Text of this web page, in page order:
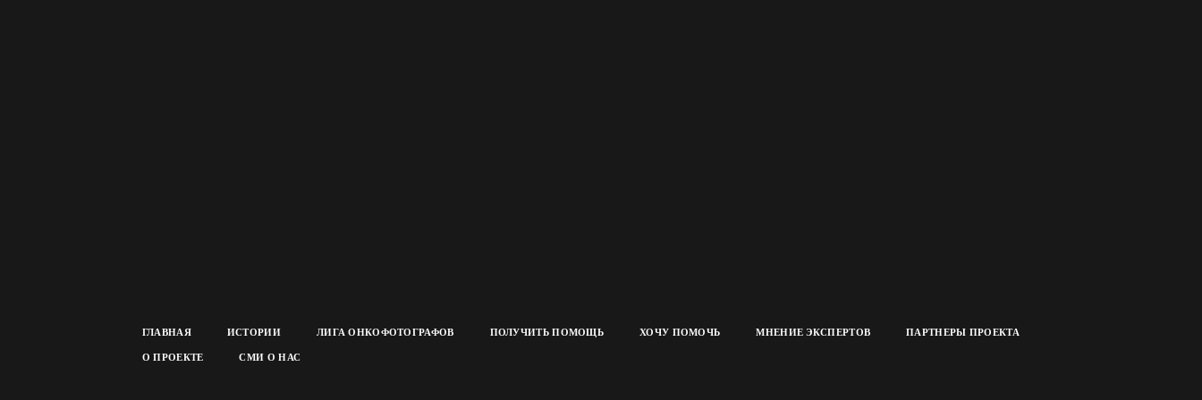
ГЛАВНАЯ ИСТОРИИ ЛИГА ОНКОФОТОГРАФОВ ПОЛУЧИТЬ ПОМОЩЬ ХОЧУ ПОМОЧЬ МНЕНИЕ ЭКСПЕРТОВ ПАРТНЕРЫ ПРОЕКТА
О ПРОЕКТЕ СМИ О НАС